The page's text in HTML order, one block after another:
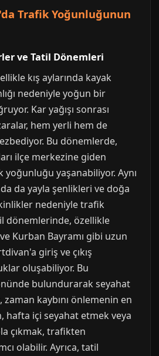
Trafik Yoğunluğunun
ve Tatil Dönemleri
kış aylarında kayak
nedeniyle yoğun bir
Kar yağışı sonrası
hem yerli hem de
Bu dönemlerde,
ilçe merkezine giden
yaşanabiliyor. Aynı
da yayla şenlikleri ve doğa
nedeniyle trafik
dönemlerinde, özellikle
Kurban Bayramı gibi uzun
giriş ve çıkış
oluşabiliyor. Bu
bulundurarak seyahat
zaman kaybını önlemenin en
hafta içi seyahat etmek veya
çıkmak, trafikten
olabilir. Ayrıca, tatil